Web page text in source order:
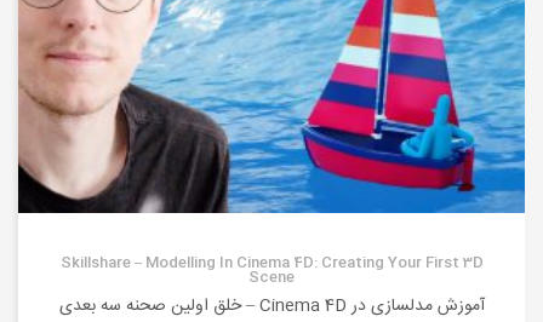
Skillshare – Modelling In Cinema 4D: Creating Your First 3D
Scene
آموزش مدلسازی در Cinema 4D – خلق اولین صحنه سه بعدی